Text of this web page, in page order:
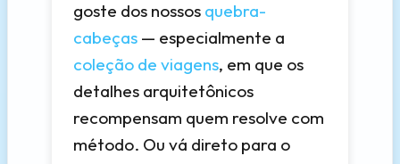
goste dos nossos quebra-
cabeças — especialmente a
coleção de viagens, em que os
detalhes arquitetônicos
recompensam quem resolve com
método. Ou vá direto para o